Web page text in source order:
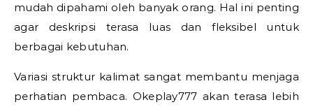
mudah dipahami oleh banyak orang. Hal ini penting
agar deskripsi terasa luas dan fleksibel untuk
berbagai kebutuhan.
Variasi struktur kalimat sangat membantu menjaga
perhatian pembaca. Okeplay777 akan terasa lebih